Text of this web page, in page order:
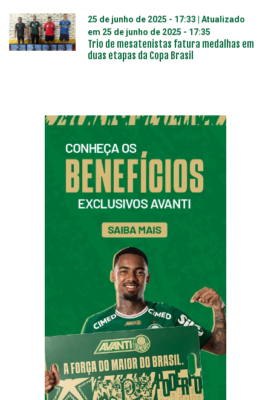
25 de junho de 2025 - 17:33 | Atualizado
em 25 de junho de 2025 - 17:35
Trio de mesatenistas fatura medalhas em
duas etapas da Copa Brasil